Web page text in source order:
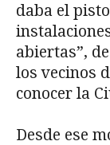
daba el
abiertas”,
los vecinos
conocer la
Desde ese